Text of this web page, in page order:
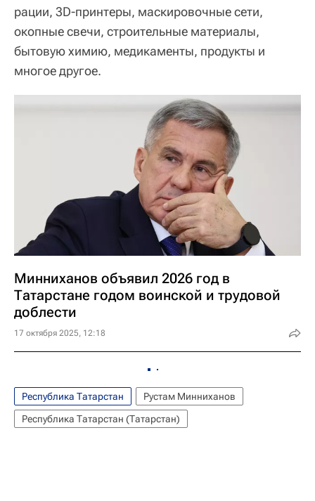
рации, 3D-принтеры, маскировочные сети,
окопные свечи, строительные материалы,
бытовую химию, медикаменты, продукты и
многое другое.
Минниханов объявил 2026 год в
Татарстане годом воинской и трудовой
доблести
17 октября 2025, 12:18
Республика Татарстан
Рустам Минниханов
Республика Татарстан (Татарстан)